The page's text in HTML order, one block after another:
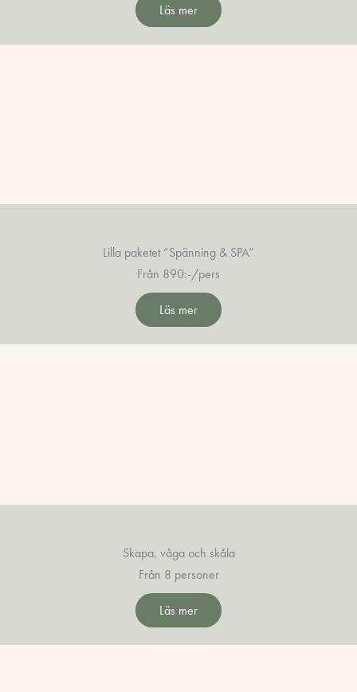
Läs mer
Lilla paketet ”Spänning & SPA”
Från 890:-/pers
Läs mer
Skapa, våga och skåla
Från 8 personer
Läs mer